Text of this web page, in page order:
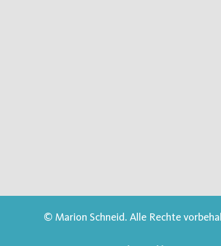
© Marion Schneid. Alle Rechte